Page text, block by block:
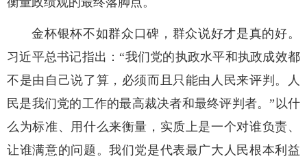
金杯银杯不如群众口碑，群众说好才是真的好。
习近平总书记指出：“我们党的执政水平和执政成效都
不是由自己说了算，必须而且只能由人民来评判。人
民是我们党的工作的最高裁决者和最终评判者。”以什
么为标准、用什么来衡量，实质上是一个对谁负责、
让谁满意的问题。我们党是代表最广大人民根本利益